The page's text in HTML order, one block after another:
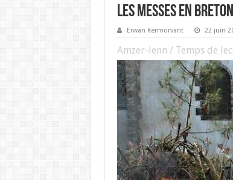
Les messes en
Erwan Kermorvant 22 juin
Amzer-lenn / Temps de